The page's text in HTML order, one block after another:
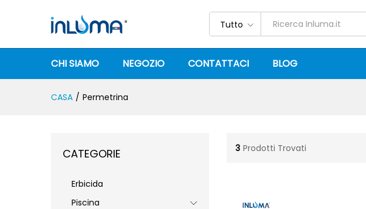
Tutto
CHI SIAMO NEGOZIO CONTATTACI BLOG
CASA / Permetrina
3 Prodotti Trovati
CATEGORIE
Erbicida
Piscina